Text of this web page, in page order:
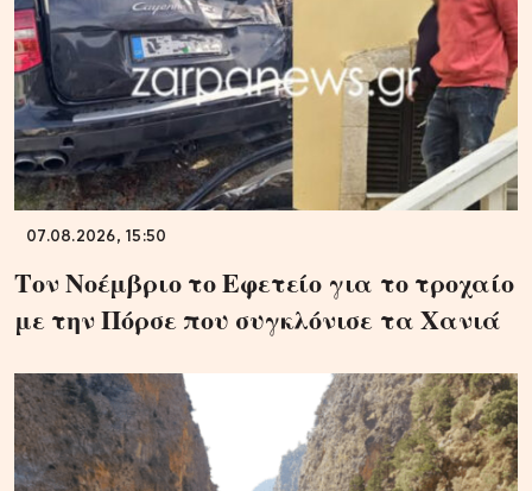
07.08.2026, 15:50
Τον Νοέμβριο το Εφετείο για το τροχαίο
με την Πόρσε που συγκλόνισε τα Χανιά